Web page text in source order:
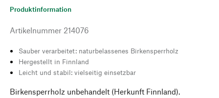
Produktinformation
Artikelnummer 214076
Sauber verarbeitet: naturbelassenes Birkensperrholz
Hergestellt in Finnland
Leicht und stabil: vielseitig einsetzbar
Birkensperrholz unbehandelt (Herkunft Finnland).